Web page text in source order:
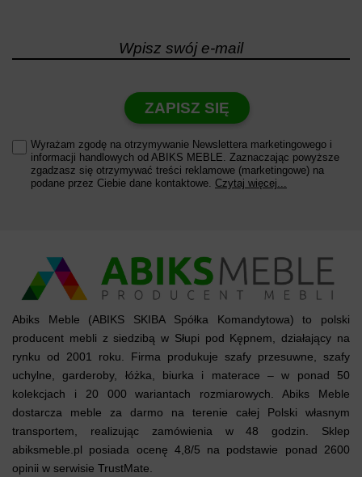
ZAPISZ SIĘ
Wyrażam zgodę na otrzymywanie Newslettera marketingowego i
informacji handlowych od ABIKS MEBLE. Zaznaczając powyższe
zgadzasz się otrzymywać treści reklamowe (marketingowe) na
podane przez Ciebie dane kontaktowe. Czytaj więcej...
Abiks Meble (ABIKS SKIBA Spółka Komandytowa) to polski
producent mebli z siedzibą w Słupi pod Kępnem, działający na
rynku od 2001 roku. Firma produkuje szafy przesuwne, szafy
uchylne, garderoby, łóżka, biurka i materace – w ponad 50
kolekcjach i 20 000 wariantach rozmiarowych. Abiks Meble
dostarcza meble za darmo na terenie całej Polski własnym
transportem, realizując zamówienia w 48 godzin. Sklep
abiksmeble.pl posiada ocenę 4,8/5 na podstawie ponad 2600
opinii w serwisie TrustMate.